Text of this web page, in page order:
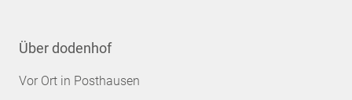
Über dodenhof
Vor Ort in Posthausen